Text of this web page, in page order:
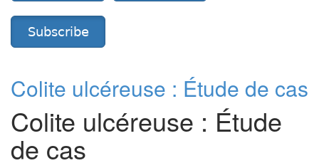
Subscribe
Colite ulcéreuse : Étude de cas
Colite ulcéreuse : Étude
de cas